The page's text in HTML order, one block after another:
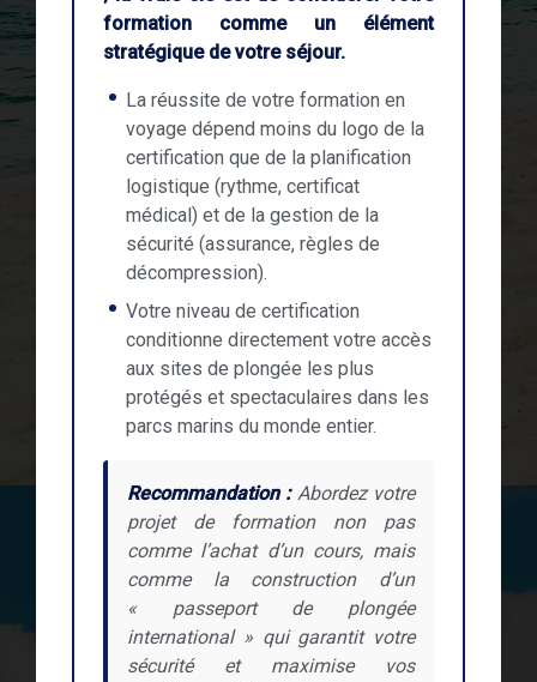
formation comme un élément
stratégique de votre séjour.
La réussite de votre formation en
voyage dépend moins du logo de la
certification que de la planification
logistique (rythme, certificat
médical) et de la gestion de la
sécurité (assurance, règles de
décompression).
Votre niveau de certification
conditionne directement votre accès
aux sites de plongée les plus
protégés et spectaculaires dans les
parcs marins du monde entier.
Recommandation :Abordez votre
projet de formation non pas
comme l’achat d’un cours, mais
comme la construction d’un
« passeport de plongée
international » qui garantit votre
sécurité et maximise vos